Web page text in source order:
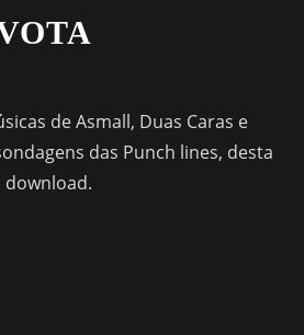
de Asmall, Duas Caras e
das Punch lines, desta
download.